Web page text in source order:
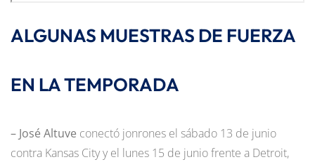
ALGUNAS MUESTRAS DE FUERZA
EN LA TEMPORADA
– José Altuve conectó jonrones el sábado 13 de junio
contra Kansas City y el lunes 15 de junio frente a Detroit,